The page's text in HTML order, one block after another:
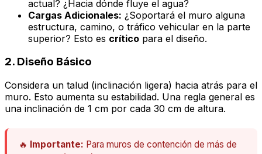
actual? ¿Hacia dónde fluye el agua?
Cargas Adicionales: ¿Soportará el muro alguna
estructura, camino, o tráfico vehicular en la parte
superior? Esto es crítico para el diseño.
2. Diseño Básico
Considera un talud (inclinación ligera) hacia atrás para el
muro. Esto aumenta su estabilidad. Una regla general es
una inclinación de 1 cm por cada 30 cm de altura.
🔥 Importante: Para muros de contención de más de